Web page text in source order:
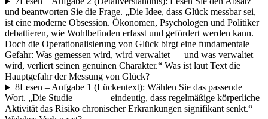
und beantworten Sie die Frage. „Die Idee, dass Glück messbar sei,
ist eine moderne Obsession. Ökonomen, Psychologen und Politiker
debattieren, wie Wohlbefinden erfasst und gefördert werden kann.
Doch die Operationalisierung von Glück birgt eine fundamentale
Gefahr: Was gemessen wird, wird verwaltet — und was verwaltet
wird, verliert seinen genuinen Charakter.“ Was ist laut Text die
Hauptgefahr der Messung von Glück?
8Lesen – Aufgabe 1 (Lückentext): Wählen Sie das passende
Wort. „Die Studie _______ eindeutig, dass regelmäßige körperliche
Aktivität das Risiko chronischer Erkrankungen signifikant senkt.“